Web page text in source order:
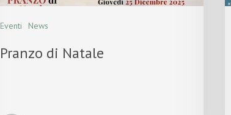
Eventi News
Pranzo di Natale